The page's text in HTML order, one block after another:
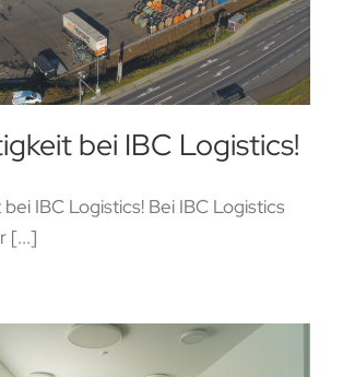
bei IBC Logistics!
IBC Logistics! Bei IBC Logistics
[...]